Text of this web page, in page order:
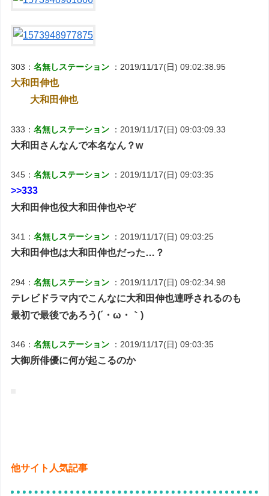
303：名無しステーション ：2019/11/17(日) 09:02:38.95
大和田伸也
大和田伸也
333：名無しステーション ：2019/11/17(日) 09:03:09.33
大和田さんなんで本名なん？w
345：名無しステーション ：2019/11/17(日) 09:03:35
>>333
大和田伸也役大和田伸也やぞ
341：名無しステーション ：2019/11/17(日) 09:03:25
大和田伸也は大和田伸也だった…？
294：名無しステーション ：2019/11/17(日) 09:02:34.98
テレビドラマ内でこんなに大和田伸也連呼されるのも
最初で最後であろう(´・ω・｀)
346：名無しステーション ：2019/11/17(日) 09:03:35
大御所俳優に何が起こるのか
他サイト人気記事